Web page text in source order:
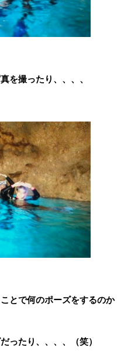
を撮ったり、、、、
とで何のポーズをするのか
ったり、、、、（笑）